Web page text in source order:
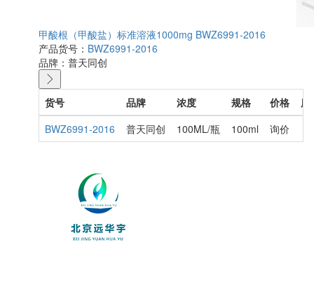
甲酸根（甲酸盐）标准溶液1000mg BWZ6991-2016
产品货号： BWZ6991-2016
品牌： 普天同创
货号 品牌 浓度 规格 价格
库
BWZ6991-2016
普天同创 100ML/瓶 100ml 询价